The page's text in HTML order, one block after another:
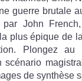
guerre brutale
par John
plus épique de
Plongez
scénario
de synthèse